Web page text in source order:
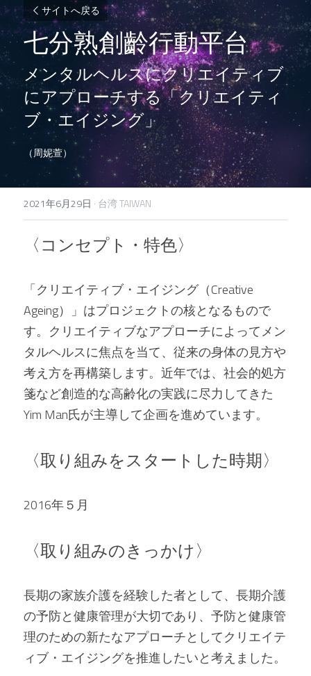
サイトへ戻る
七分熟創齡行動平台
メンタルヘルスにクリエイティブ
にアプローチする「クリエイティ
ブ・エイジング」
（周妮萱）
2021年6月29日 · 台湾 TAIWAN
〈コンセプト・特色〉
「クリエイティブ・エイジング（Creative
Ageing）」はプロジェクトの核となるもので
す。クリエイティブなアプローチによってメン
タルヘルスに焦点を当て、従来の身体の見方や
考え方を再構築します。近年では、社会的処方
箋など創造的な高齢化の実践に尽力してきた
Yim Man氏が主導して企画を進めています。
〈取り組みをスタートした時期〉
2016年５月
〈取り組みのきっかけ〉
長期の家族介護を経験した者として、長期介護
の予防と健康管理が大切であり、予防と健康管
理のための新たなアプローチとしてクリエイテ